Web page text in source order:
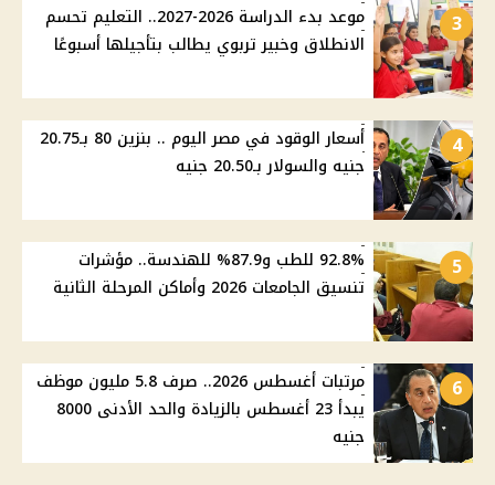
3
موعد بدء الدراسة 2026-2027.. التعليم تحسم
الانطلاق وخبير تربوي يطالب بتأجيلها أسبوعًا
4
أسعار الوقود في مصر اليوم .. بنزين 80 بـ20.75
جنيه والسولار بـ20.50 جنيه
5
92.8% للطب و87.9% للهندسة.. مؤشرات
تنسيق الجامعات 2026 وأماكن المرحلة الثانية
6
مرتبات أغسطس 2026.. صرف 5.8 مليون موظف
يبدأ 23 أغسطس بالزيادة والحد الأدنى 8000
جنيه